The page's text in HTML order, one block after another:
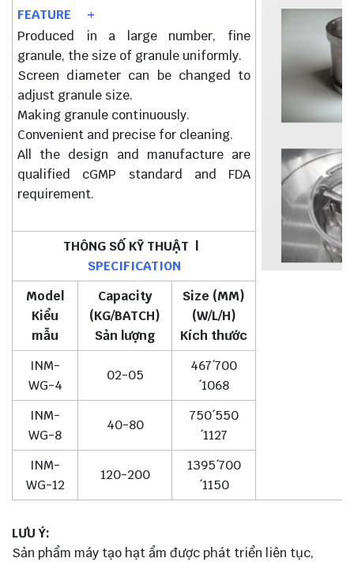
FEATURE +
Produced in a large number, fine
granule, the size of granule uniformly.
Screen diameter can be changed to
adjust granule size.
Making granule continuously.
Convenient and precise for cleaning.
All the design and manufacture are
qualified cGMP standard and FDA
requirement.
THÔNG SỐ KỸ THUẬT |
SPECIFICATION
Model
Kiểu
mẫu
Capacity
(KG/BATCH)
Sản lượng
Size (MM)
(W/L/H)
Kích thước
INM-
WG-4
02-05
467´700
´1068
INM-
WG-8
40-80
750´550
´1127
INM-
WG-12
120-200
1395´700
´1150
LƯU Ý:
Sản phẩm máy tạo hạt ẩm được phát triển liên tục,